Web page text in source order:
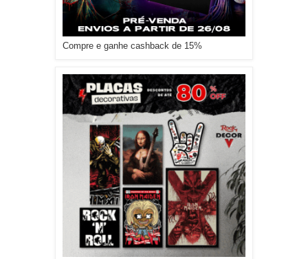
Compre e ganhe cashback de 15%